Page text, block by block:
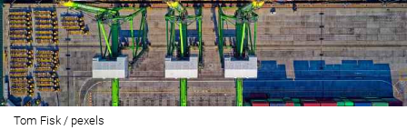
Tom Fisk / pexels